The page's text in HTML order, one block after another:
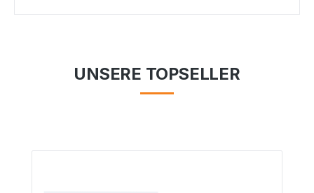
UNSERE TOPSELLER